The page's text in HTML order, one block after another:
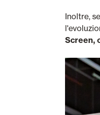
Inoltre,
Screen,